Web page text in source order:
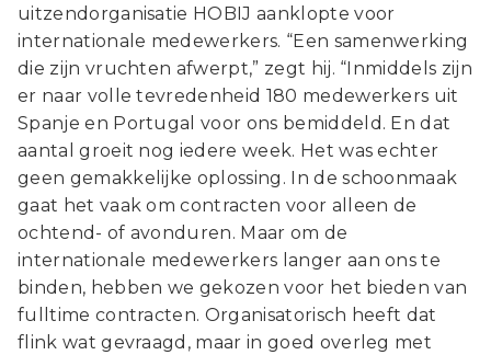
uitzendorganisatie HOBIJ aanklopte voor
internationale medewerkers. “Een samenwerking
die zijn vruchten afwerpt,” zegt hij. “Inmiddels zijn
er naar volle tevredenheid 180 medewerkers uit
Spanje en Portugal voor ons bemiddeld. En dat
aantal groeit nog iedere week. Het was echter
geen gemakkelijke oplossing. In de schoonmaak
gaat het vaak om contracten voor alleen de
ochtend- of avonduren. Maar om de
internationale medewerkers langer aan ons te
binden, hebben we gekozen voor het bieden van
fulltime contracten. Organisatorisch heeft dat
flink wat gevraagd, maar in goed overleg met